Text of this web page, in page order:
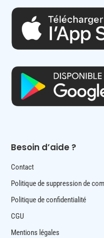
Besoin d’aide ?
Contact
Politique de suppression de
Politique de confidentialité
CGU
Mentions légales